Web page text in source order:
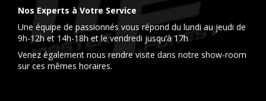
Nos Experts à Votre Service
Une équipe de passionnés vous répond du lundi au jeudi de
9h-12h et 14h-18h et le vendredi jusqu’à 17h
Venez également nous rendre visite dans notre show-room
sur ces mêmes horaires.